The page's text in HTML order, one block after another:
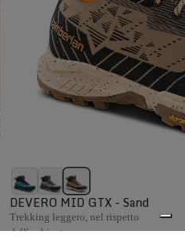
DEVERO MID GTX - Sand
Trekking leggero, nel rispetto
dell'ambiente.